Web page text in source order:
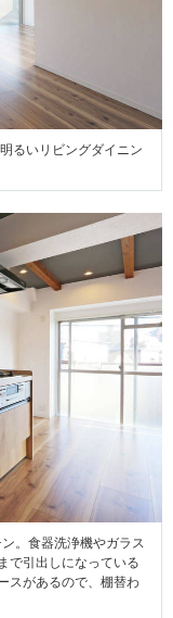
るいリビングダイニン
。食器洗浄機やガラス
で引出しになっている
スがあるので、棚替わ